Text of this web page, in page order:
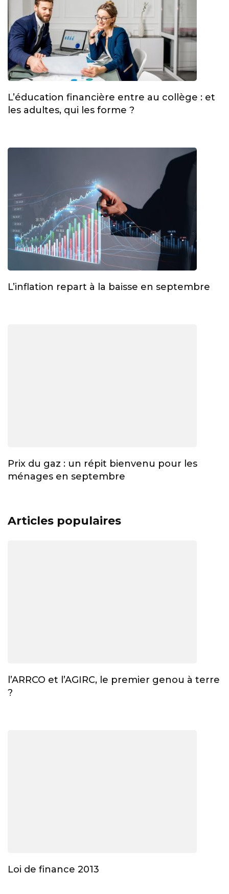
L’éducation financière entre au collège : et
les adultes, qui les forme ?
L’inflation repart à la baisse en septembre
Prix du gaz : un répit bienvenu pour les
ménages en septembre
Articles populaires
l’ARRCO et l’AGIRC, le premier genou à terre
?
Loi de finance 2013